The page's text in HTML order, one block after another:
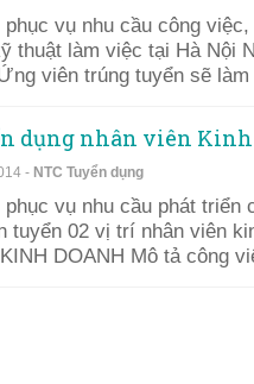
phục vụ nhu cầu công
thuật làm việc tại Hà Nội
viên trúng tuyển sẽ
dụng nhân viên Kinh
- NTC Tuyển dụng
phục vụ nhu cầu phát
tuyển 02 vị trí nhân viên
DOANH Mô tả công